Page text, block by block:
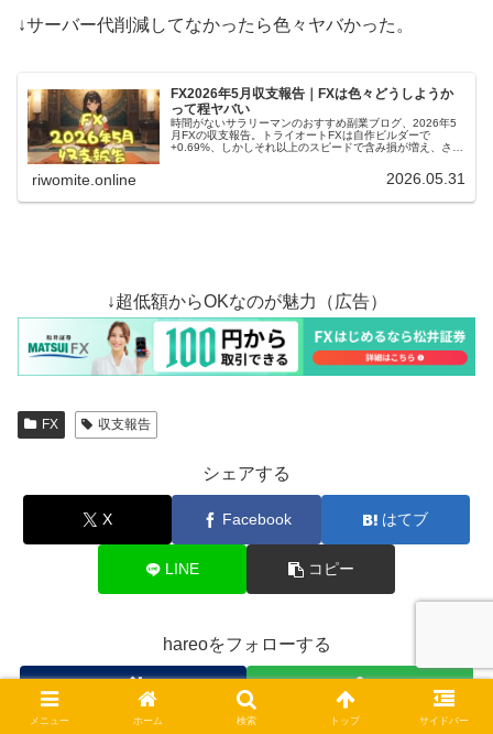
↓サーバー代削減してなかったら色々ヤバかった。
FX2026年5月収支報告｜FXは色々どうしようか
って程ヤバい
時間がないサラリーマンのおすすめ副業ブログ、2026年5
月FXの収支報告。トライオートFXは自作ビルダーで
+0.69%、しかしそれ以上のスピードで含み損が増え、さら
riwomite.online 2026.05.31
↓超低額からOKなのが魅力（広告）
FX 収支報告
シェアする
X Facebook はてブ
LINE コピー
hareoをフォローする
メニュー ホーム 検索 トップ サイドバー